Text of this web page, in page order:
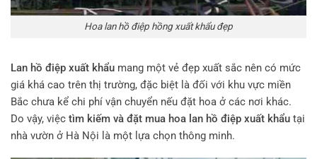
Hoa lan hồ điệp hồng xuất khẩu đẹp
Lan hồ điệp xuất khẩu mang một vẻ đẹp xuất sắc nên có mức
giá khá cao trên thị trường, đặc biệt là đối với khu vực miền
Bắc chưa kể chi phí vận chuyển nếu đặt hoa ở các nơi khác.
Do vậy, việc tìm kiếm và đặt mua hoa lan hồ điệp xuất khẩu tại
nhà vườn ở Hà Nội là một lựa chọn thông minh.